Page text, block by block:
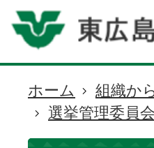
現
在
の
ホーム 組織か
選挙管理委員